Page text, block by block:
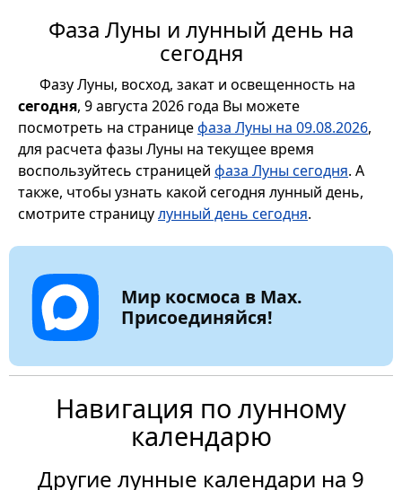
Фаза Луны и лунный день на
сегодня
Фазу Луны, восход, закат и освещенность на
сегодня, 9 августа 2026 года Вы можете
посмотреть на страницефаза Луны на 09.08.2026,
для расчета фазы Луны на текущее время
воспользуйтесь страницей фаза Луны сегодня. А
также, чтобы узнать какой сегодня лунный день,
смотрите страницулунный день сегодня.
Мир космоса в Max.
Присоединяйся!
Навигация по лунному
календарю
Другие лунные календари на 9